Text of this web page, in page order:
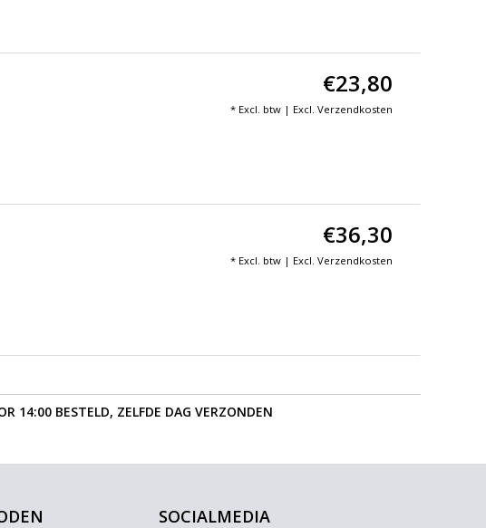
€23,80
* Excl. btw | Excl. Verzendkosten
€36,30
* Excl. btw | Excl. Verzendkosten
14:00 BESTELD, ZELFDE DAG VERZONDEN
SOCIALMEDIA